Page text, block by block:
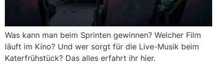
Was kann man beim Sprinten gewinnen? Welcher Film
läuft im Kino? Und wer sorgt für die Live-Musik beim
Katerfrühstück? Das alles erfahrt ihr hier.